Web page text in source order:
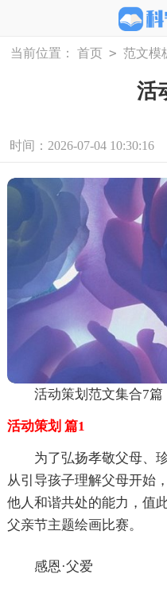
当前位置： 首页 > 范文模
活
时间：2026-07-04 10:30:16
活动策划范文集合7篇
活动策划 篇1
为了弘扬孝敬父母、
从引导孩子理解父母开始
他人和谐共处的能力，值
父亲节主题绘画比赛。
感恩·父爱